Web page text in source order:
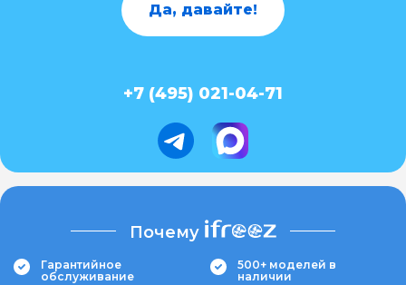
Да, давайте!
+7 (495) 021-04-71
Почему
Гарантийное
обслуживание
500+ моделей в
наличии